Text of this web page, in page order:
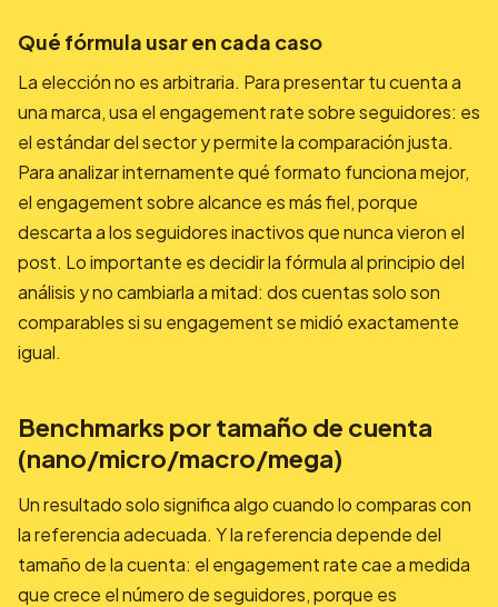
Qué fórmula usar en cada caso
La elección no es arbitraria. Para presentar tu cuenta a
una marca, usa el engagement rate sobre seguidores: es
el estándar del sector y permite la comparación justa.
Para analizar internamente qué formato funciona mejor,
el engagement sobre alcance es más fiel, porque
descarta a los seguidores inactivos que nunca vieron el
post. Lo importante es decidir la fórmula al principio del
análisis y no cambiarla a mitad: dos cuentas solo son
comparables si su engagement se midió exactamente
igual.
Benchmarks por tamaño de cuenta
(nano/micro/macro/mega)
Un resultado solo significa algo cuando lo comparas con
la referencia adecuada. Y la referencia depende del
tamaño de la cuenta: el engagement rate cae a medida
que crece el número de seguidores, porque es